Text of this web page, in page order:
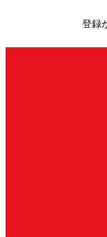
登録